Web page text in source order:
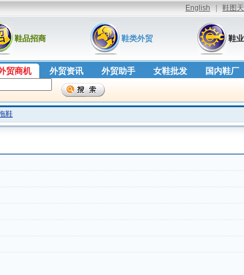
鞋品招商 鞋类外贸 鞋
贸商机 外贸资讯 外贸助手 女鞋批发 国内鞋厂
鞋